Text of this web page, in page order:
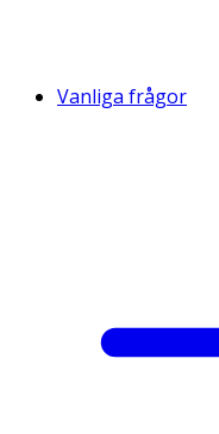
Vanliga frågor